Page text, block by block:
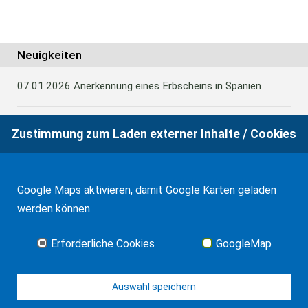
Neuigkeiten
07.01.2026 Anerkennung eines Erbscheins in Spanien
22.10.2025Balearen: Weitere Vergünstigungen bei der
Erbschafts- und Schenkungsteuer
22.10.2025
TS zur Steuerbefreiung für
Zustimmung zum Laden externer Inhalte / Cookies
Google Maps aktivieren, damit Google Karten geladen
werden können.
Erforderliche Cookies GoogleMap
Auswahl speichern